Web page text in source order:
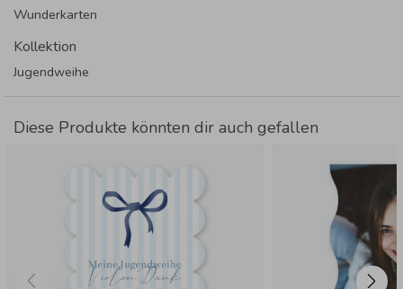
Wunderkarten
Kollektion
Jugendweihe
Diese Produkte könnten dir auch gefallen